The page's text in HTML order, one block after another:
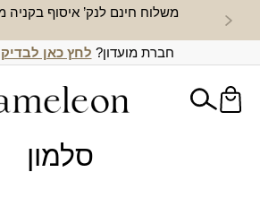
משלוח חינם לנק’ איסוף בקניה מעל
חברת מועדון? לחץ כאן
סלמון